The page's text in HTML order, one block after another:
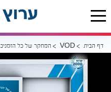
דף הבית VOD המחקר של כל הזמנים